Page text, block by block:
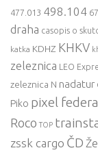
477.013 498.104
draha casopis o
katka KDHZ KHKV
zeleznica LEO
zeleznica N nadatur
Piko pixel
Roco TOP
zssk cargo ČD